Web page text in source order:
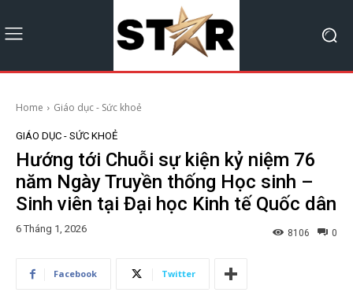
Home Giáo dục - Sức khoẻ
GIÁO DỤC - SỨC KHOẺ
Hướng tới Chuỗi sự kiện kỷ niệm 76
năm Ngày Truyền thống Học sinh –
Sinh viên tại Đại học Kinh tế Quốc dân
6 Tháng 1, 2026 0
8106
Facebook Twitter